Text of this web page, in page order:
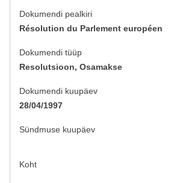
Dokumendi pealkiri
Résolution du Parlement européen
Dokumendi tüüp
Resolutsioon, Osamakse
Dokumendi kuupäev
28/04/1997
Sündmuse kuupäev
Koht